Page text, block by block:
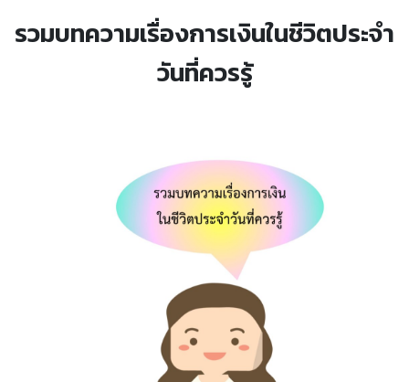
รวมบทความเรื่องการเงินในชีวิตประจำ
วันที่ควรรู้